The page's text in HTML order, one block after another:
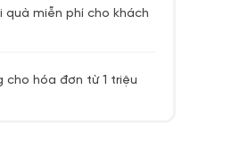
quà miễn phí cho khách
cho hóa đơn từ 1 triệu